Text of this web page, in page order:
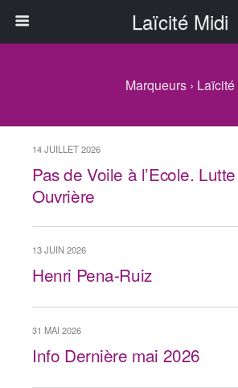
Laïcité Midi
Marqueurs › Laïcité
14 JUILLET 2026
Pas de Voile à l’Ecole. Lutte
Ouvrière
13 JUIN 2026
Henri Pena-Ruiz
31 MAI 2026
Info Dernière mai 2026